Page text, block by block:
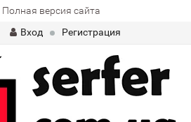
Полная версия сайта
Вход
Регистрация